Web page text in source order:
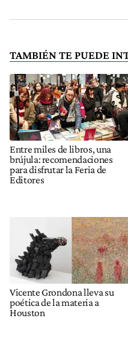
TAMBIÉN TE PUEDE
Entre miles de libros, una
brújula: recomendaciones
para disfrutar la Feria de
Editores
Vicente Grondona lleva su
poética de la materia a
Houston